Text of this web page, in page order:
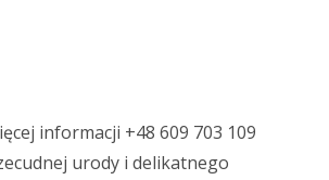
informacji +48 609 703 109
urody i delikatnego